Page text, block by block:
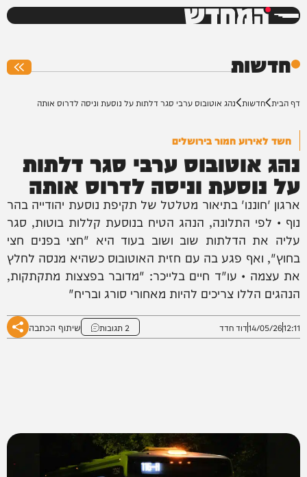
המחדש
חדשות
דף הבית חדשות נהג אוטובוס ערבי סגר דלתות על נוסעת וניסה לדרוס אותה
חשד לאירוע חמור בירושלים
נהג אוטובוס ערבי סגר דלתות
על נוסעת וניסה לדרוס אותה
ארגון 'חוננו' בתיאור מטלטל של תקיפת נוסעת יהודייה בהר
נוף • לפי התלונה, הנהג הטיח בנוסעת קללות בוטות, סגר
עליה את הדלתות שוב ושוב בעוד היא "חצי בפנים חצי
בחוץ", ואף פגע בה עם חזית האוטובוס כשהיא מנסה לחלץ
את עצמה • עו"ד חיים בלייכר: "מדובר בפצצות מתקתקות,
הנהגים הללו צריכים להיות מאחורי סורג ובריח"
12:11
14/05/26דוד חדד 2 תגובות שיתוף הכתבה